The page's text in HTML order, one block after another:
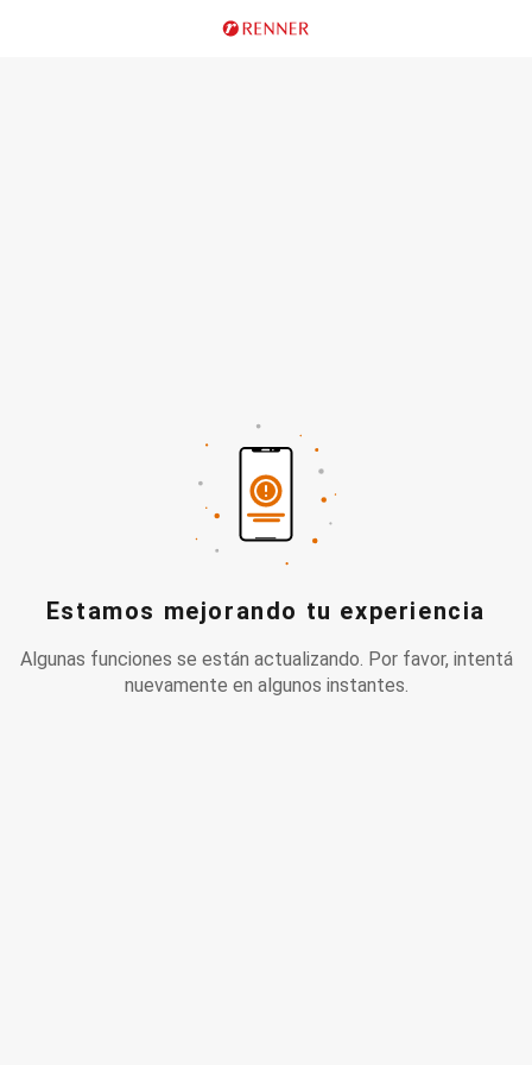
Estamos mejorando tu experiencia
Algunas funciones se están actualizando. Por favor, intentá
nuevamente en algunos instantes.